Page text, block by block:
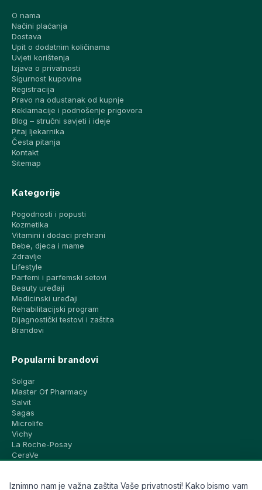
O nama
Načini plaćanja
Dostava
Upit o dodatnim količinama
Uvjeti korištenja
Izjava o privatnosti
Sigurnost kupovine
Registracija
Pravo na odustanak od kupnje
Reklamacije i podnošenje prigovora
Blog – stručni savjeti i ideje
Pitaj ljekarnika
Česta pitanja
Kontakt
Sitemap
Kategorije
Pogodnosti i popusti
Kozmetika
Vitamini i dodaci prehrani
Bebe, djeca i mame
Zdravlje
Lifestyle
Parfemi i parfemski setovi
Beauty uređaji
Medicinski uređaji
Rehabilitacijski program
Dijagnostički testovi i zaštita
Brandovi
Popularni brandovi
Solgar
Master Of Pharmacy
Salvit
Sagas
Microlife
Vichy
La Roche-Posay
CeraVe
Bioderma
Iznimno nam je važna zaštita Vaše privatnosti! Kako bismo vam